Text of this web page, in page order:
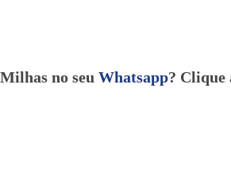
no seu Whatsapp? Clique